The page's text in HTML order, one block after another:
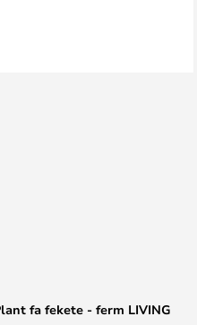
fa fekete - ferm LIVING